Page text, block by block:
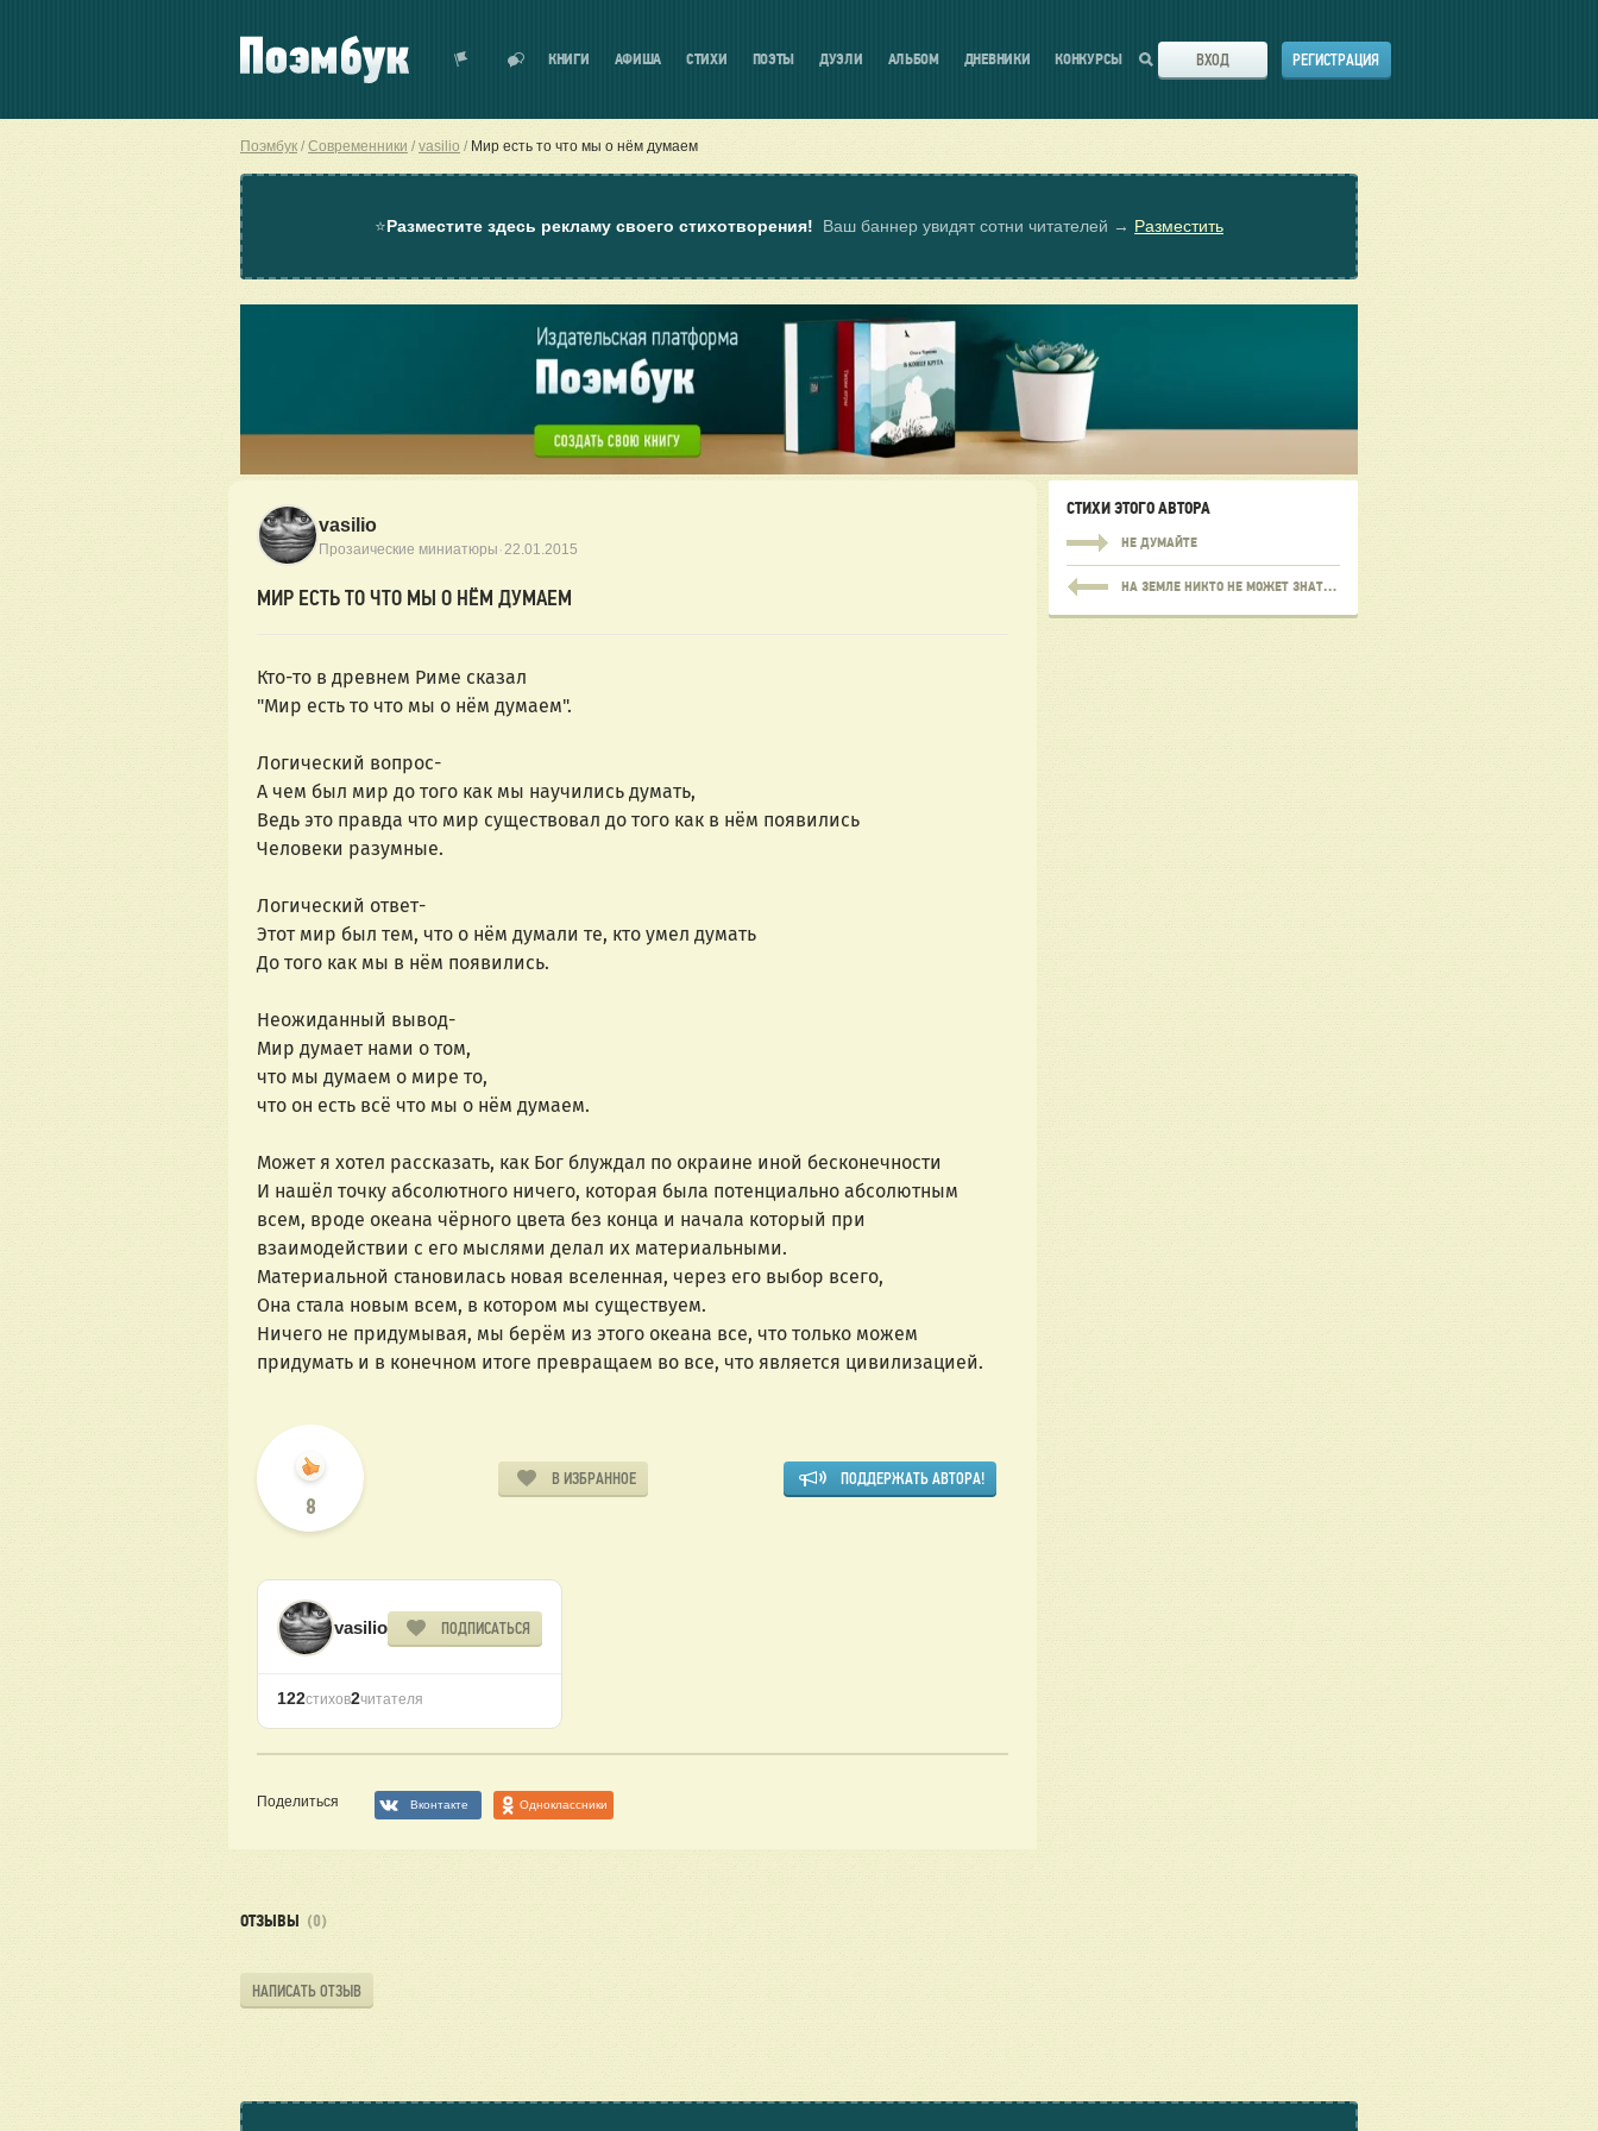
КНИГИ АФИША СТИХИ ПОЭТЫ ДУЭЛИ АЛЬБОМ ДНЕВНИКИ КОНКУРСЫ ВХОД РЕГИСТРАЦИЯ
Поэмбук Современники vasilio Мир есть то что мы о нём думаем
⭐Разместите здесь рекламу своего стихотворения! Ваш баннер увидят сотни читателей → Разместить
vasilio
Прозаические миниатюры ·22.01.2015
МИР ЕСТЬ ТО ЧТО МЫ О НЁМ ДУМАЕМ
Кто-то в древнем Риме сказал
"Мир есть то что мы о нём думаем".
Логический вопрос-
А чем был мир до того как мы научились думать,
Ведь это правда что мир существовал до того как в нём появились
Человеки разумные.
Логический ответ-
Этот мир был тем, что о нём думали те, кто умел думать
До того как мы в нём появились.
Неожиданный вывод-
Мир думает нами о том,
что мы думаем о мире то,
что он есть всё что мы о нём думаем.
Может я хотел рассказать, как Бог блуждал по окраине иной бесконечности
И нашёл точку абсолютного ничего, которая была потенциально абсолютным
всем, вроде океана чёрного цвета без конца и начала который при
взаимодействии с его мыслями делал их материальными.
Материальной становилась новая вселенная, через его выбор всего,
Она стала новым всем, в котором мы существуем.
Ничего не придумывая, мы берём из этого океана все, что только можем
придумать и в конечном итоге превращаем во все, что является цивилизацией.
8
В ИЗБРАННОЕ ПОДДЕРЖАТЬ АВТОРА!
vasilio ПОДПИСАТЬСЯ
122стихов2читателя
Поделиться Вконтакте Одноклассники
СТИХИ ЭТОГО АВТОРА
НЕ ДУМАЙТЕ
НА ЗЕМЛЕ НИКТО НЕ МОЖЕТ ЗНАТЬ ЗАМЫСЛЫ БОГА
ОТЗЫВЫ (0)
НАПИСАТЬ ОТЗЫВ